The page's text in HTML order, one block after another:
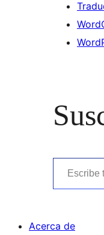
Escribe tu correo
Acerca de